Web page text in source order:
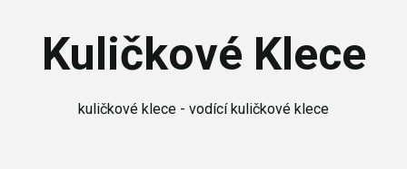
Kuličkové Klece
kuličkové klece - vodící kuličkové klece